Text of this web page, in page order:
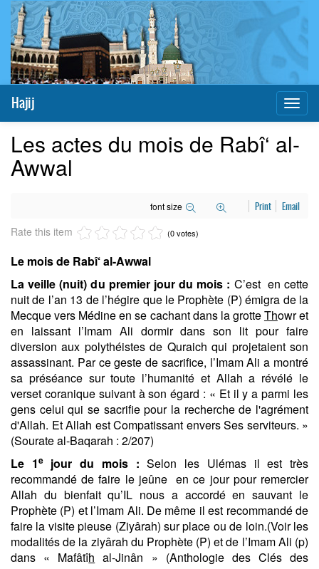
Hajij
Les actes du mois de Rabî‘ al-
Awwal
font size Print Email
Rate this item (0 votes)
Le mois de Rabî‘ al-Awwal
La veille (nuit) du premier jour du mois : C’est en cette
nuit de l’an 13 de l’hégire que le Prophète (P) émigra de la
Mecque vers Médine en se cachant dans la grotteThowr et
en laissant l’Imam Ali dormir dans son lit pour faire
diversion aux polythéistes de Quraich qui projetaient son
assassinant. Par ce geste de sacrifice, l’Imam Ali a montré
sa préséance sur toute l’humanité et Allah a révélé le
verset coranique suivant à son égard : « Et il y a parmi les
gens celui qui se sacrifie pour la recherche de l'agrément
d'Allah. Et Allah est Compatissant envers Ses serviteurs. »
(Sourate al-Baqarah : 2/207)
Le 1ejour du mois :Selon les Ulémas il est très
recommandé de faire le jeûne en ce jour pour remercier
Allah du bienfait qu’IL nous a accordé en sauvant le
Prophète (P) et l’Imam Ali. De même il est recommandé de
faire la visite pieuse (Ziyârah) sur place ou de loin.(Voir les
modalités de la ziyârah du Prophète (P) et de l’Imam Ali (p)
dans « Mafâtîh al-Jinân » (Anthologie des Clés des